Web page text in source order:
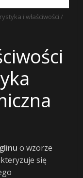
i właściwości /
o wzorze
się